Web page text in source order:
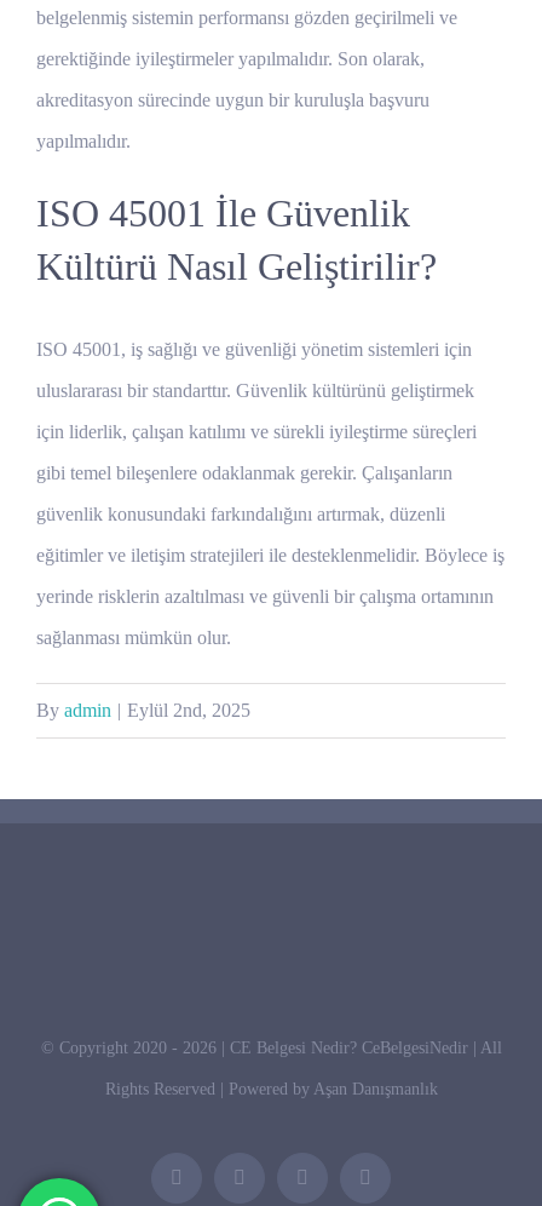
belgelenmiş sistemin performansı gözden geçirilmeli ve
gerektiğinde iyileştirmeler yapılmalıdır. Son olarak,
akreditasyon sürecinde uygun bir kuruluşla başvuru
yapılmalıdır.
ISO 45001 İle Güvenlik
Kültürü Nasıl Geliştirilir?
ISO 45001, iş sağlığı ve güvenliği yönetim sistemleri için
uluslararası bir standarttır. Güvenlik kültürünü geliştirmek
için liderlik, çalışan katılımı ve sürekli iyileştirme süreçleri
gibi temel bileşenlere odaklanmak gerekir. Çalışanların
güvenlik konusundaki farkındalığını artırmak, düzenli
eğitimler ve iletişim stratejileri ile desteklenmelidir. Böylece iş
yerinde risklerin azaltılması ve güvenli bir çalışma ortamının
sağlanması mümkün olur.
By admin | Eylül 2nd, 2025
© Copyright 2020 - 2026 | CE Belgesi Nedir? CeBelgesiNedir| All
Rights Reserved | Powered by Aşan Danışmanlık
Facebook LinkedIn